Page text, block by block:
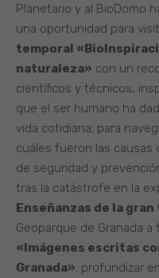
Planetario y al BioDomo
una oportunidad para
temporal
naturaleza» con un
científicos y técnicos,
que el ser humano ha
vida cotidiana; para
cuáles fueron las causas
de seguridad y
tras la catástrofe en la
Enseñanzas de la
Geoparque de Granada
«Imágenes escritas
Granada»; profundizar